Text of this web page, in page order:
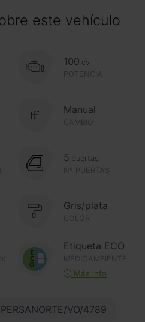
este vehículo
100 cv
POTENCIA
CAMBIO
Manual
Nº PUERTAS
5 puertas
Gris/plata
COLOR
Etiqueta ECO
MEDIOAMBIENTE
Más info
VO/4789